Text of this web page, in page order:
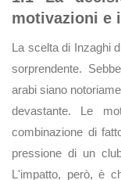
motivazioni e
La scelta di Inzaghi
sorprendente.
arabi siano
devastante. Le
combinazione di
pressione di un
L'impatto, però, è